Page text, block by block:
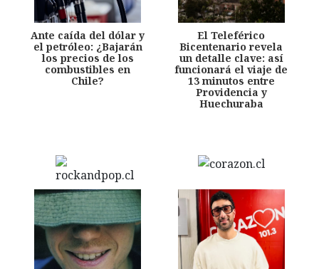
Ante caída del dólar y
el petróleo: ¿Bajarán
los precios de los
combustibles en
Chile?
El Teleférico
Bicentenario revela
un detalle clave: así
funcionará el viaje de
13 minutos entre
Providencia y
Huechuraba